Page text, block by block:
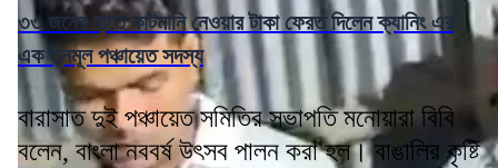
৩৩ জনের হাতে কাটমানি নেওয়ার টাকা ফেরত দিলেন ক্যানিং এর
এক তৃনমূল পঞ্চায়েত সদস্য
বারাসাত দুই পঞ্চায়েত সমিতির সভাপতি মনোয়ারা বিবি
বলেন, বাংলা নববর্ষ উৎসব পালন করা হল। বাঙালির কৃষ্টি